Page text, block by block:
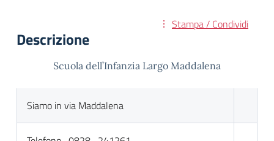
Stampa / Condividi
Descrizione
Scuola dell’Infanzia Largo Maddalena
Siamo in via Maddalena